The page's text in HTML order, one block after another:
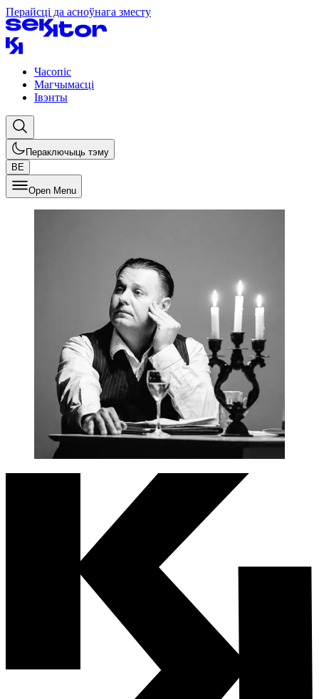
Перайсці да асноўнага зместу
Часопіс
Магчымасці
Івэнты
Пераключыць тэму
BE
Open Menu